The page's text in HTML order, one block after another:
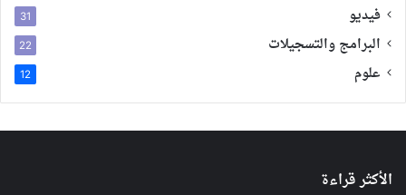
فيديو 31
البرامج والتسجيلات 22
علوم 12
الأكثر قراءة